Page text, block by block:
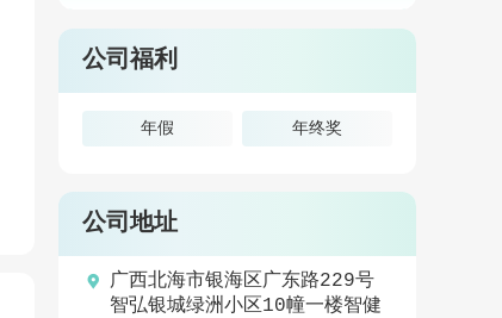
公司福利
年假 年终奖
公司地址
 广西北海市银海区广东路229号
智弘银城绿洲小区10幢一楼智健